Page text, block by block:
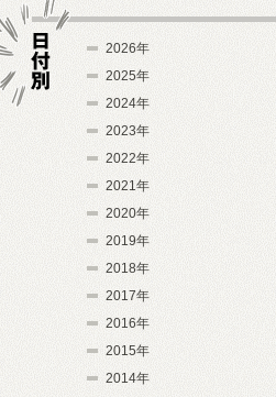
2026年
2025年
2024年
2023年
2022年
2021年
2020年
2019年
2018年
2017年
2016年
2015年
2014年